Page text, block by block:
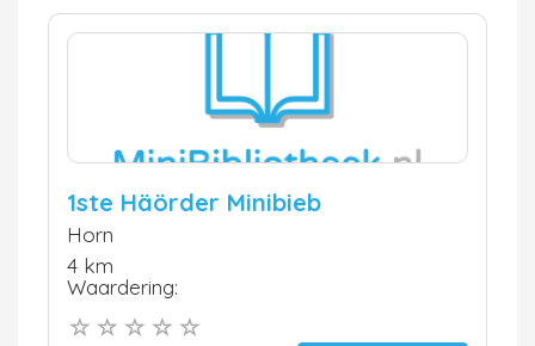
1ste Häörder Minibieb
Horn
4 km
Waardering: